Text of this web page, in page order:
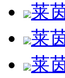
莱
莱
莱